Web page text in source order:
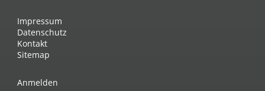
Impressum
Datenschutz
Kontakt
Sitemap
Anmelden